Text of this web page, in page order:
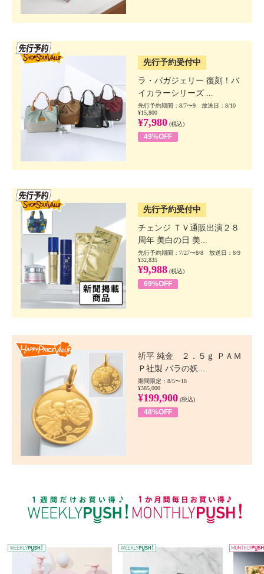
先行予約受付中
ラ・バガジェリー 復刻！バ
イカラーシリーズ ...
先行予約期間：8/7〜9 放送日：8/10
¥15,800
¥7,980 (税込)
49%OFF
先行予約受付中
チェンジ ＴＶ通販出演２８
周年 美白の日 美...
先行予約期間：7/27〜8/8 放送日：8/9
¥32,835
¥9,988 (税込)
69%OFF
祈平 純金 ２．５ｇ ＰＡＭ
Ｐ社製 バラの妖...
期間限定：8/5〜18
¥385,000
¥199,900 (税込)
48%OFF
WEEKLY PUSH